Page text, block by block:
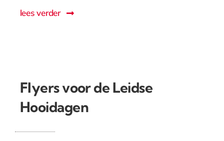
lees verder
Flyers voor de Leidse
Hooidagen